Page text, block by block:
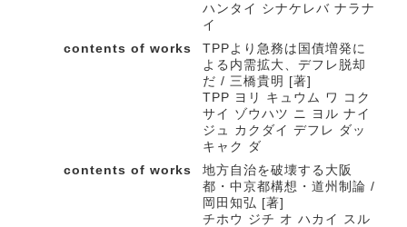
ハンタイ シナケレバ ナラナ
イ
contents of works
TPPより急務は国債増発に
よる内需拡大、デフレ脱却
だ / 三橋貴明 [著]
TPP ヨリ キュウム ワ コク
サイ ゾウハツ ニ ヨル ナイ
ジュ カクダイ デフレ ダッ
キャク ダ
contents of works
地方自治を破壊する大阪
都・中京都構想・道州制論 /
岡田知弘 [著]
チホウ ジチ オ ハカイ スル